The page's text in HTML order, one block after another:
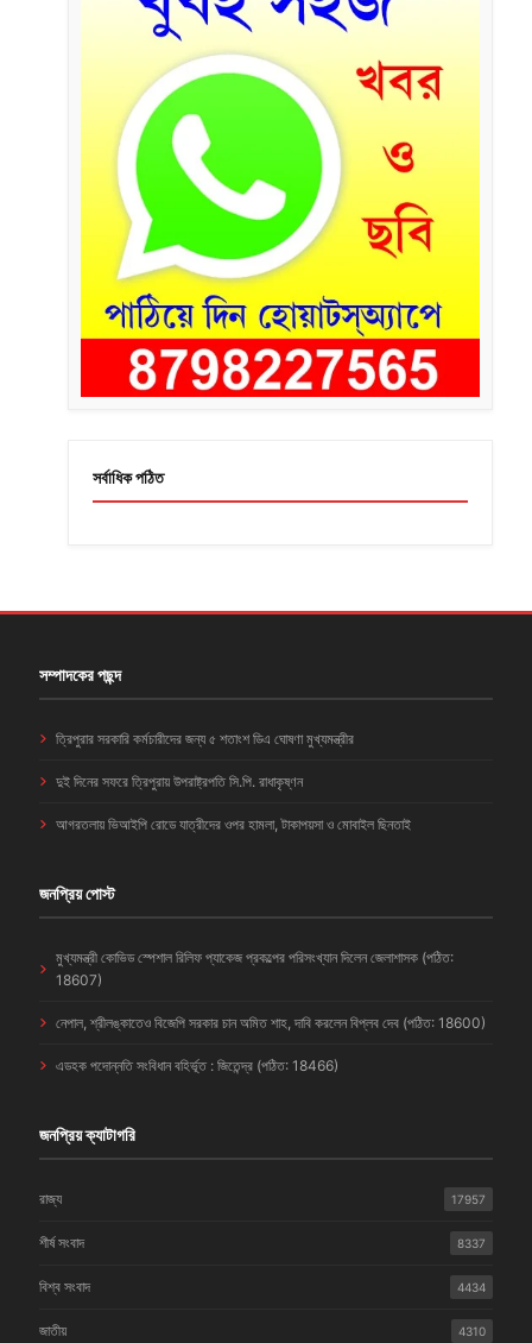
সর্বাধিক পঠিত
সম্পাদকের পছন্দ
ত্রিপুরার সরকারি কর্মচারীদের জন্য ৫ শতাংশ ডিএ ঘোষণা মুখ্যমন্ত্রীর
দুই দিনের সফরে ত্রিপুরায় উপরাষ্ট্রপতি সি.পি. রাধাকৃষ্ণন
আগরতলায় ভিআইপি রোডে যাত্রীদের ওপর হামলা, টাকাপয়সা ও মোবাইল ছিনতাই
জনপ্রিয় পোস্ট
মুখ্যমন্ত্রী কোভিড স্পেশাল রিলিফ প্যাকেজ প্রকল্পের পরিসংখ্যান দিলেন জেলাশাসক (পঠিত:
18607)
নেপাল, শ্রীলঙ্কাতেও বিজেপি সরকার চান অমিত শাহ, দাবি করলেন বিপ্লব দেব (পঠিত: 18600)
এডহক পদোন্নতি সংবিধান বহির্ভূত : জিতেন্দ্র (পঠিত: 18466)
জনপ্রিয় ক্যাটাগরি
রাজ্য 17957
শীর্ষ সংবাদ 8337
বিশ্ব সংবাদ 4434
জাতীয় 4310